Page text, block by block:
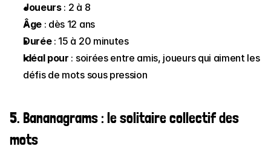
Joueurs : 2 à 8
Âge : dès 12 ans
Durée : 15 à 20 minutes
Idéal pour : soirées entre amis, joueurs qui aiment les
défis de mots sous pression
5. Bananagrams : le solitaire collectif des
mots